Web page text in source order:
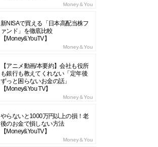
Money＆You
新NISAで買える「日本高配当株フ
ァンド」を徹底比較
【Money&YouTV】
Money＆You
【アニメ動画/本要約】会社も役所
も銀行も教えてくれない「定年後
ずっと困らないお金の話」
【Money&You TV】
Money＆You
やらないと1000万円以上の損！老
後のお金で損しない方法
【Money&YouTV】
Money＆You